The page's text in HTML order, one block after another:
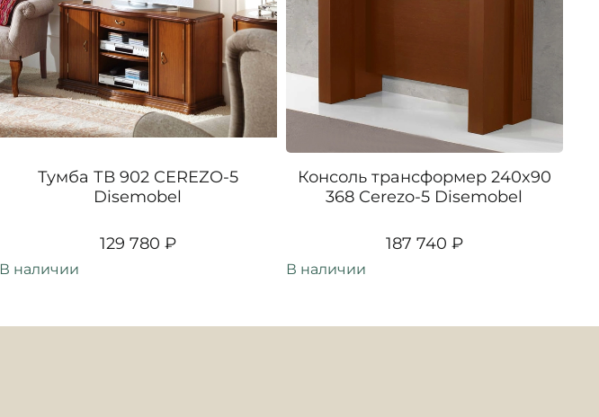
Тумба ТВ 902 CEREZO-5
Disemobel
129 780 ₽
В наличии
Консоль трансформер 240x90
368 Cerezo-5 Disemobel
187 740 ₽
В наличии